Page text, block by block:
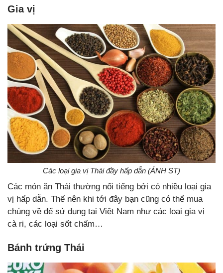
Gia vị
Các loại gia vị Thái đầy hấp dẫn (ẢNH ST)
Các món ăn Thái thường nổi tiếng bởi có nhiều loại gia
vị hấp dẫn. Thế nên khi tới đây bạn cũng có thể mua
chúng về để sử dụng tại Việt Nam như các loại gia vị
cà ri, các loại sốt chấm…
Bánh trứng Thái